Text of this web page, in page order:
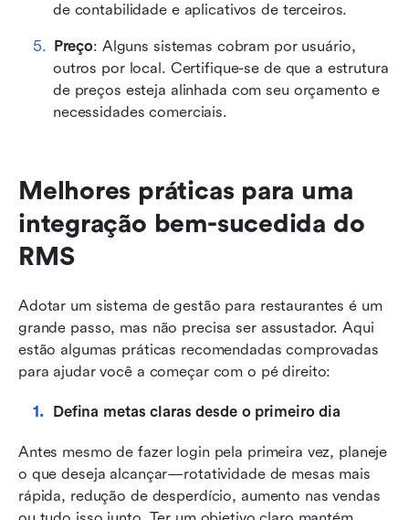
de contabilidade e aplicativos de terceiros.
Preço: Alguns sistemas cobram por usuário,
outros por local. Certifique-se de que a estrutura
de preços esteja alinhada com seu orçamento e
necessidades comerciais.
Melhores práticas para uma
integração bem-sucedida do
RMS
Adotar um sistema de gestão para restaurantes é um
grande passo, mas não precisa ser assustador. Aqui
estão algumas práticas recomendadas comprovadas
para ajudar você a começar com o pé direito:
Defina metas claras desde o primeiro dia
Antes mesmo de fazer login pela primeira vez, planeje
o que deseja alcançar—rotatividade de mesas mais
rápida, redução de desperdício, aumento nas vendas